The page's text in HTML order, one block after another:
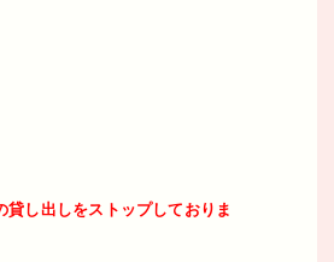
貸し出しをストップしておりま